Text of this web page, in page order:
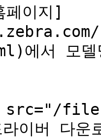
페이지]
에서 모델
files/
이버 다